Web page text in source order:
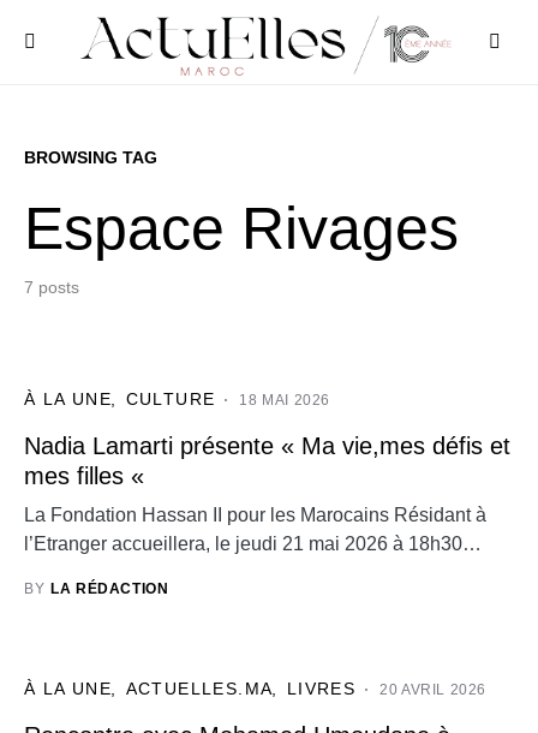
BROWSING TAG
Espace Rivages
7 posts
À LA UNE CULTURE 18 MAI 2026
Nadia Lamarti présente « Ma vie,mes défis et
mes filles «
La Fondation Hassan II pour les Marocains Résidant à
l’Etranger accueillera, le jeudi 21 mai 2026 à 18h30…
BY LA RÉDACTION
À LA UNE ACTUELLES.MA LIVRES 20 AVRIL 2026